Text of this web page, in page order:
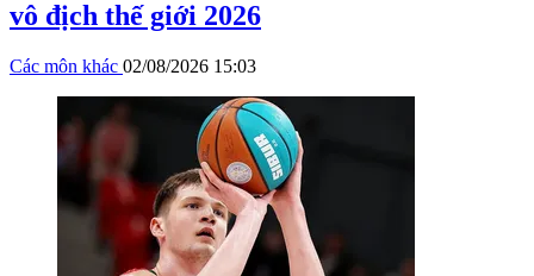
vô địch thế giới 2026
Các môn khác 02/08/2026 15:03